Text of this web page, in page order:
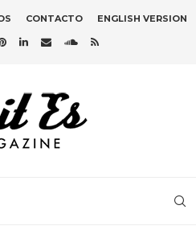
CONTACTO ENGLISH VERSION